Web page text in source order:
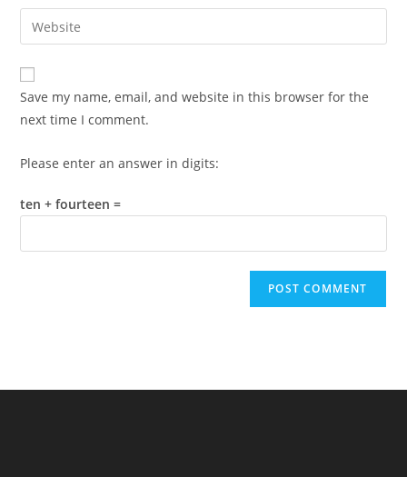
comment
email
address
comment
Enter
your
website
URL
(optional)
Save my name, email, and website in this browser for the
next time I comment.
Please enter an answer in digits:
ten + fourteen =